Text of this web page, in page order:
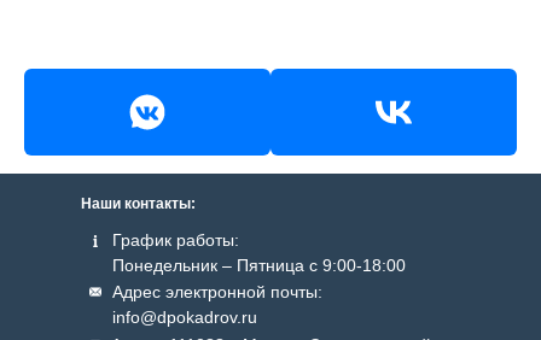
Наши контакты:
График работы:
Понедельник – Пятница с 9:00-18:00
Адрес электронной почты:
info@dpokadrov.ru